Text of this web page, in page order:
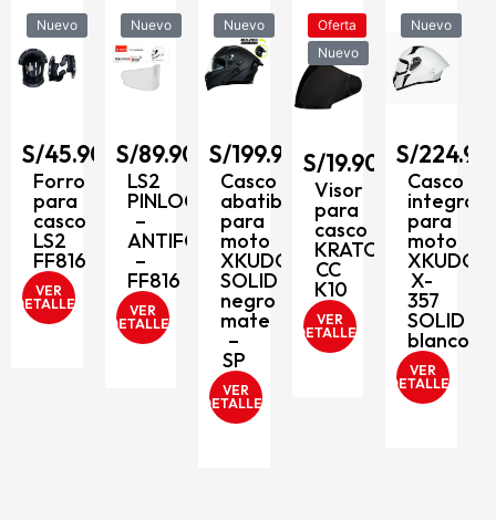
Nuevo
S/45.90
Forro
para
casco
LS2
FF816
VER
DETALLES
Nuevo
S/89.90
LS2
PINLOCK
–
ANTIFOG
–
FF816
VER
DETALLES
Nuevo
S/199.90
Casco
abatible
para
moto
XKUDO
SOLID
negro
mate
–
SP
VER
DETALLES
Oferta
Nuevo
S/19.90
Visor
para
casco
KRATOZ
CC
K10
VER
DETALLES
Nuevo
S/224.90
Casco
integral
para
moto
XKUDO
X-
357
SOLID
blanco
VER
DETALLES